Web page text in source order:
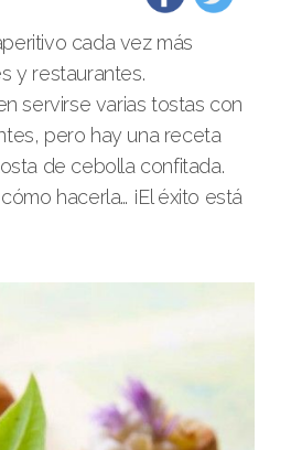
cada vez más
y restaurantes.
servirse varias tostas con
pero hay una receta
de cebolla confitada.
hacerla… ¡El éxito está